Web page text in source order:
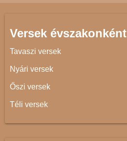
Versek évszakonként
Tavaszi versek
Nyári versek
Őszi versek
Téli versek